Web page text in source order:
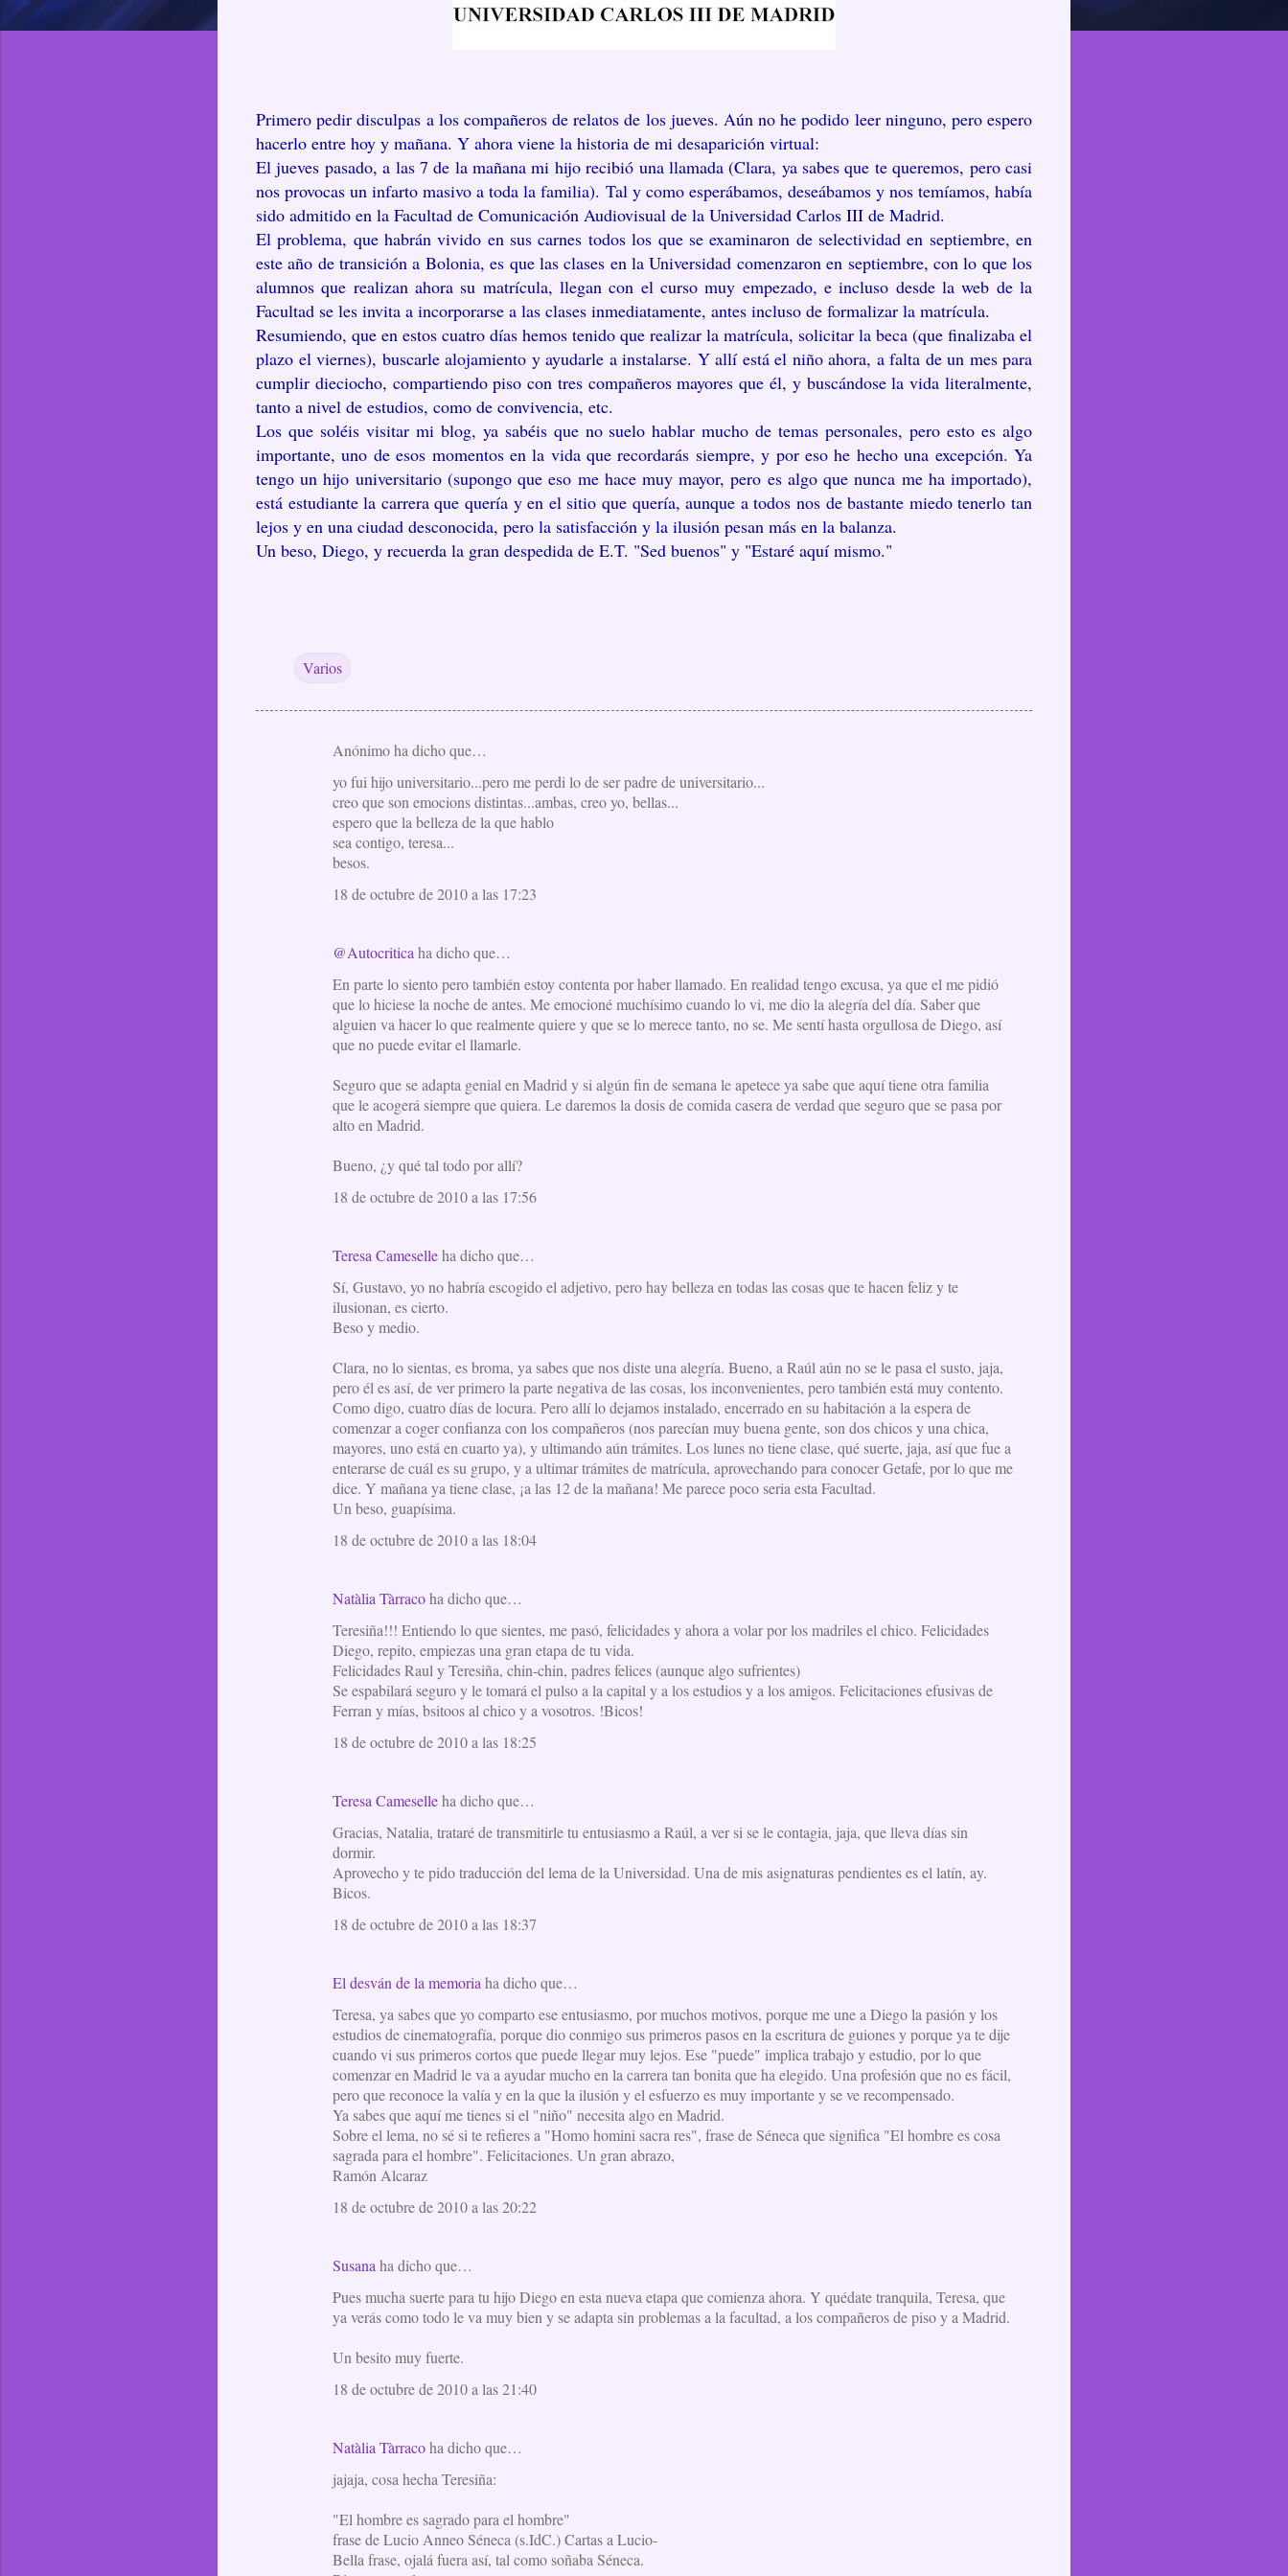
Primero pedir disculpas a los compañeros de relatos de los jueves. Aún no he podido leer ninguno, pero espero
hacerlo entre hoy y mañana. Y ahora viene la historia de mi desaparición virtual:
El jueves pasado, a las 7 de la mañana mi hijo recibió una llamada (Clara, ya sabes que te queremos, pero casi
nos provocas un infarto masivo a toda la familia). Tal y como esperábamos, deseábamos y nos temíamos, había
sido admitido en la Facultad de Comunicación Audiovisual de la Universidad Carlos III de Madrid.
El problema, que habrán vivido en sus carnes todos los que se examinaron de selectividad en septiembre, en
este año de transición a Bolonia, es que las clases en la Universidad comenzaron en septiembre, con lo que los
alumnos que realizan ahora su matrícula, llegan con el curso muy empezado, e incluso desde la web de la
Facultad se les invita a incorporarse a las clases inmediatamente, antes incluso de formalizar la matrícula.
Resumiendo, que en estos cuatro días hemos tenido que realizar la matrícula, solicitar la beca (que finalizaba el
plazo el viernes), buscarle alojamiento y ayudarle a instalarse. Y allí está el niño ahora, a falta de un mes para
cumplir dieciocho, compartiendo piso con tres compañeros mayores que él, y buscándose la vida literalmente,
tanto a nivel de estudios, como de convivencia, etc.
Los que soléis visitar mi blog, ya sabéis que no suelo hablar mucho de temas personales, pero esto es algo
importante, uno de esos momentos en la vida que recordarás siempre, y por eso he hecho una excepción. Ya
tengo un hijo universitario (supongo que eso me hace muy mayor, pero es algo que nunca me ha importado),
está estudiante la carrera que quería y en el sitio que quería, aunque a todos nos de bastante miedo tenerlo tan
lejos y en una ciudad desconocida, pero la satisfacción y la ilusión pesan más en la balanza.
Un beso, Diego, y recuerda la gran despedida de E.T. "Sed buenos" y "Estaré aquí mismo."
Varios
Anónimo ha dicho que…
yo fui hijo universitario...pero me perdi lo de ser padre de universitario...
creo que son emocions distintas...ambas, creo yo, bellas...
espero que la belleza de la que hablo
sea contigo, teresa...
besos.
18 de octubre de 2010 a las 17:23
@Autocritica ha dicho que…
En parte lo siento pero también estoy contenta por haber llamado. En realidad tengo excusa, ya que el me pidió
que lo hiciese la noche de antes. Me emocioné muchísimo cuando lo vi, me dio la alegría del día. Saber que
alguien va hacer lo que realmente quiere y que se lo merece tanto, no se. Me sentí hasta orgullosa de Diego, así
que no puede evitar el llamarle.
Seguro que se adapta genial en Madrid y si algún fin de semana le apetece ya sabe que aquí tiene otra familia
que le acogerá siempre que quiera. Le daremos la dosis de comida casera de verdad que seguro que se pasa por
alto en Madrid.
Bueno, ¿y qué tal todo por allí?
18 de octubre de 2010 a las 17:56
Teresa Cameselleha dicho que…
Sí, Gustavo, yo no habría escogido el adjetivo, pero hay belleza en todas las cosas que te hacen feliz y te
ilusionan, es cierto.
Beso y medio.
Clara, no lo sientas, es broma, ya sabes que nos diste una alegría. Bueno, a Raúl aún no se le pasa el susto, jaja,
pero él es así, de ver primero la parte negativa de las cosas, los inconvenientes, pero también está muy contento.
Como digo, cuatro días de locura. Pero allí lo dejamos instalado, encerrado en su habitación a la espera de
comenzar a coger confianza con los compañeros (nos parecían muy buena gente, son dos chicos y una chica,
mayores, uno está en cuarto ya), y ultimando aún trámites. Los lunes no tiene clase, qué suerte, jaja, así que fue a
enterarse de cuál es su grupo, y a ultimar trámites de matrícula, aprovechando para conocer Getafe, por lo que me
dice. Y mañana ya tiene clase, ¡a las 12 de la mañana! Me parece poco seria esta Facultad.
Un beso, guapísima.
18 de octubre de 2010 a las 18:04
Natàlia Tàrracoha dicho que…
Teresiña!!! Entiendo lo que sientes, me pasó, felicidades y ahora a volar por los madriles el chico. Felicidades
Diego, repito, empiezas una gran etapa de tu vida.
Felicidades Raul y Teresiña, chin-chin, padres felices (aunque algo sufrientes)
Se espabilará seguro y le tomará el pulso a la capital y a los estudios y a los amigos. Felicitaciones efusivas de
Ferran y mías, bsitoos al chico y a vosotros. !Bicos!
18 de octubre de 2010 a las 18:25
Teresa Cameselleha dicho que…
Gracias, Natalia, trataré de transmitirle tu entusiasmo a Raúl, a ver si se le contagia, jaja, que lleva días sin
dormir.
Aprovecho y te pido traducción del lema de la Universidad. Una de mis asignaturas pendientes es el latín, ay.
Bicos.
18 de octubre de 2010 a las 18:37
El desván de la memoria ha dicho que…
Teresa, ya sabes que yo comparto ese entusiasmo, por muchos motivos, porque me une a Diego la pasión y los
estudios de cinematografía, porque dio conmigo sus primeros pasos en la escritura de guiones y porque ya te dije
cuando vi sus primeros cortos que puede llegar muy lejos. Ese "puede" implica trabajo y estudio, por lo que
comenzar en Madrid le va a ayudar mucho en la carrera tan bonita que ha elegido. Una profesión que no es fácil,
pero que reconoce la valía y en la que la ilusión y el esfuerzo es muy importante y se ve recompensado.
Ya sabes que aquí me tienes si el "niño" necesita algo en Madrid.
Sobre el lema, no sé si te refieres a "Homo homini sacra res", frase de Séneca que significa "El hombre es cosa
sagrada para el hombre". Felicitaciones. Un gran abrazo,
Ramón Alcaraz
18 de octubre de 2010 a las 20:22
Susana ha dicho que…
Pues mucha suerte para tu hijo Diego en esta nueva etapa que comienza ahora. Y quédate tranquila, Teresa, que
ya verás como todo le va muy bien y se adapta sin problemas a la facultad, a los compañeros de piso y a Madrid.
Un besito muy fuerte.
18 de octubre de 2010 a las 21:40
Natàlia Tàrracoha dicho que…
jajaja, cosa hecha Teresiña:
"El hombre es sagrado para el hombre"
frase de Lucio Anneo Séneca (s.IdC.) Cartas a Lucio-
Bella frase, ojalá fuera así, tal como soñaba Séneca.